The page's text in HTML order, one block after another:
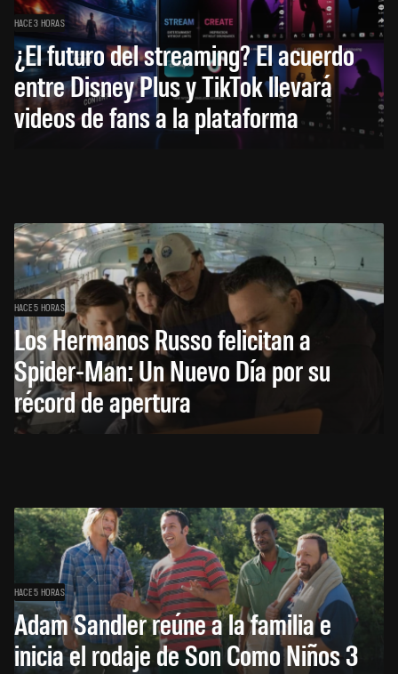
HACE 3 HORAS
¿El futuro del streaming? El acuerdo
entre Disney Plus y TikTok llevará
videos de fans a la plataforma
HACE 5 HORAS
Los Hermanos Russo felicitan a
Spider-Man: Un Nuevo Día por su
récord de apertura
HACE 5 HORAS
Adam Sandler reúne a la familia e
inicia el rodaje de Son Como Niños 3